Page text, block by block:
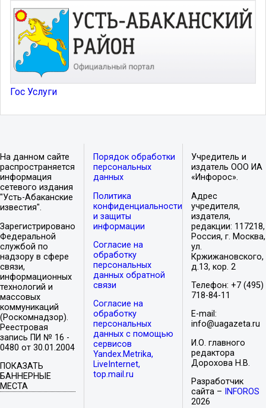
Гос Услуги
На данном сайте
распространяется
информация
сетевого издания
"Усть-Абаканские
известия".
Зарегистрировано
Федеральной
службой по
надзору в сфере
связи,
информационных
технологий и
массовых
коммуникаций
(Роскомнадзор).
Реестровая
запись ПИ № 16 -
0480 от 30.01.2004
ПОКАЗАТЬ
БАННЕРНЫЕ
МЕСТА
Порядок обработки
персональных
данных
Политика
конфиденциальности
и защиты
информации
Согласие на
обработку
персональных
данных обратной
связи
Согласие на
обработку
персональных
данных с помощью
сервисов
Yandex.Metrika,
LiveInternet,
top.mail.ru
Учредитель и
издатель ООО ИА
«Инфорос».
Адрес
учредителя,
издателя,
редакции: 117218,
Россия, г. Москва,
ул.
Кржижановского,
д.13, кор. 2
Телефон: +7 (495)
718-84-11
E-mail:
info@uagazeta.ru
И.О. главного
редактора
Дорохова Н.В.
Разработчик
сайта –
INFOROS
2026